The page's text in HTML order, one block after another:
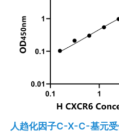
人趋化因子C-X-C-基元